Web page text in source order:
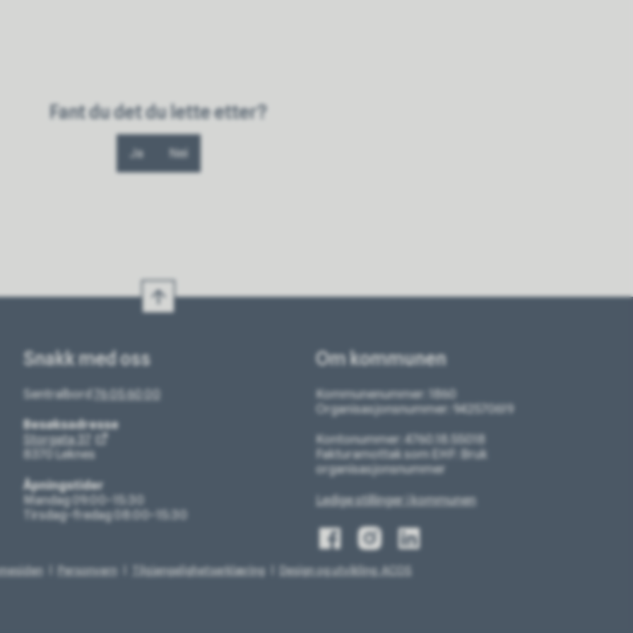
Fant du det du lette etter?
Ja Nei
Snakk med oss
Sentralbord 76 05 60 00
Besøksadresse
Storgata 37
8370 Leknes
Åpningstider
Mandag 09:00–15:30
Tirsdag–fredag 08:00–15:30
Om kommunen
Kommunenummer: 1860
Organisasjonsnummer: 942570619
Kontonummer: 4760.18.55018
Fakturamottak som EHF: Bruk
organisasjonsnummer
Ledige stillinger i kommunen
Personvern Tilgjengelighetserklæring Design og utvikling: ACOS